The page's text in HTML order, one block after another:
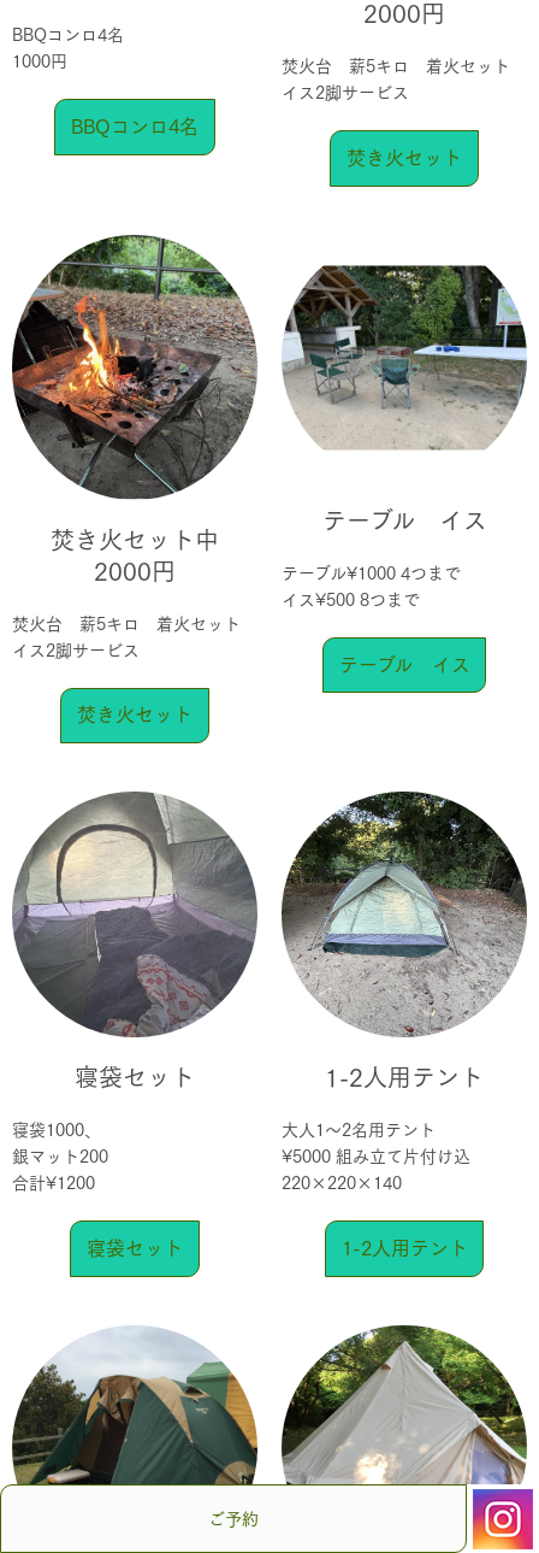
ご予約
BBQコンロ4名
1000円
BBQコンロ4名
2000円
焚火台 薪5キロ 着火セット
イス2脚サービス
焚き火セット
焚き火セット中
2000円
焚火台 薪5キロ 着火セット
イス2脚サービス
焚き火セット
テーブル イス
テーブル¥1000 4つまで
イス¥500 8つまで
テーブル イス
寝袋セット
寝袋1000、
銀マット200
合計¥1200
寝袋セット
1-2人用テント
大人1〜2名用テント
¥5000 組み立て片付け込
220×220×140
1-2人用テント